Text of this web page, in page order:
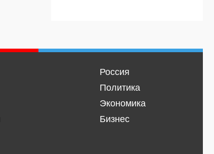
Россия
Политика
Экономика
Бизнес